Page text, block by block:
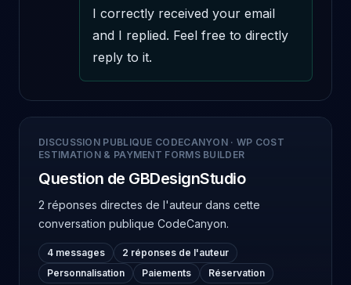
I correctly received your email
and I replied. Feel free to directly
reply to it.
DISCUSSION PUBLIQUE CODECANYON · WP COST
ESTIMATION & PAYMENT FORMS BUILDER
Question de GBDesignStudio
2 réponses directes de l'auteur dans cette
conversation publique CodeCanyon.
4 messages
2 réponses de l'auteur
Personnalisation
Paiements Réservation